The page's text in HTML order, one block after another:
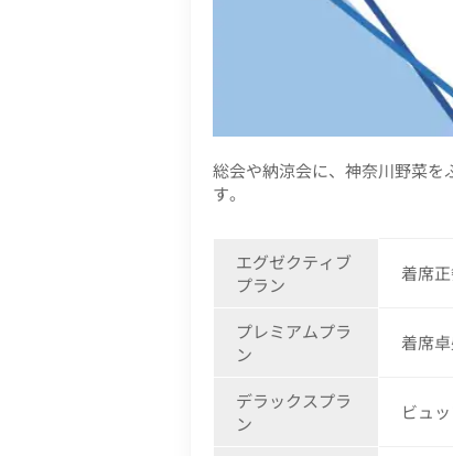
総会や納涼会に、神奈川野菜
す。
エグゼクティブ
プラン
着席
プレミアムプラ
ン
着席
デラックスプラ
ン
ビュ